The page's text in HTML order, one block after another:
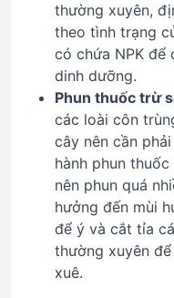
thường xuyên,
theo tình trạng
có chứa NPK để
dinh dưỡng.
Phun thuốc trừ
các loài côn
cây nên cần
hành phun
nên phun quá
hưởng đến mùi
để ý và cắt tỉa
thường xuyên
xuê.